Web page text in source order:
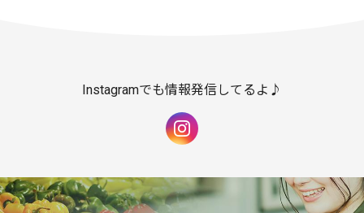
Instagramでも情報発信してるよ♪